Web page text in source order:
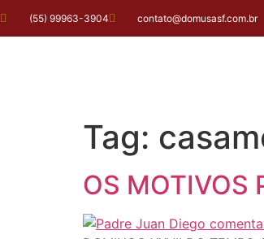
(55) 99963-3904 contato@domusasf.com.br
Tag:
OS MOTIVOS